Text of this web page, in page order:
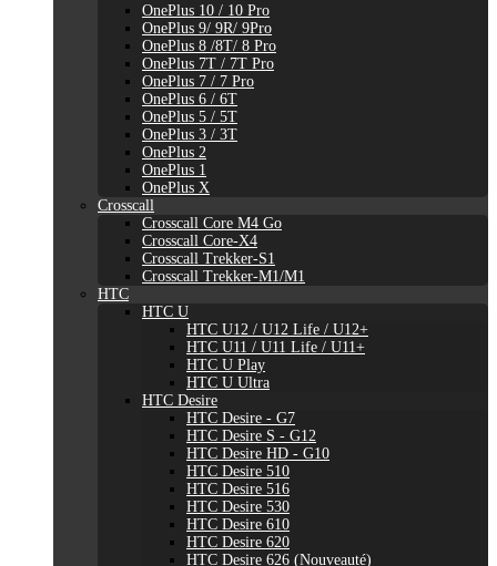
OnePlus 10 / 10 Pro
OnePlus 9/ 9R/ 9Pro
OnePlus 8 /8T/ 8 Pro
OnePlus 7T / 7T Pro
OnePlus 7 / 7 Pro
OnePlus 6 / 6T
OnePlus 5 / 5T
OnePlus 3 / 3T
OnePlus 2
OnePlus 1
OnePlus X
Crosscall
Crosscall Core M4 Go
Crosscall Core-X4
Crosscall Trekker-S1
Crosscall Trekker-M1/M1
HTC
HTC U
HTC U12 / U12 Life / U12+
HTC U11 / U11 Life / U11+
HTC U Play
HTC U Ultra
HTC Desire
HTC Desire - G7
HTC Desire S - G12
HTC Desire HD - G10
HTC Desire 510
HTC Desire 516
HTC Desire 530
HTC Desire 610
HTC Desire 620
HTC Desire 626 (Nouveauté)